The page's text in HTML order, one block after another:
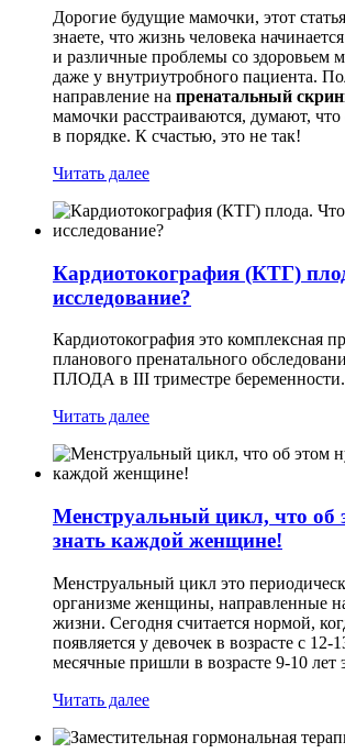
Дорогие будущие мамочки, этот
знаете, что жизнь человека
и различные проблемы со здоровьем
даже у внутриутробного пациента.
направление на пренатальный
мамочки расстраиваются, думают,
в порядке. К счастью, это не так!
Читать далее
Кардиотокография (КТГ)
исследование?
Кардиотокография это комплексная
планового пренатального
ПЛОДА в III триместре беременности.
Читать далее
Менструальный цикл, что об
знать каждой женщине!
Менструальный цикл это
организме женщины, направленные
жизни. Сегодня считается нормой,
появляется у девочек в возрасте с 12-
месячные пришли в возрасте 9-10 лет
Читать далее